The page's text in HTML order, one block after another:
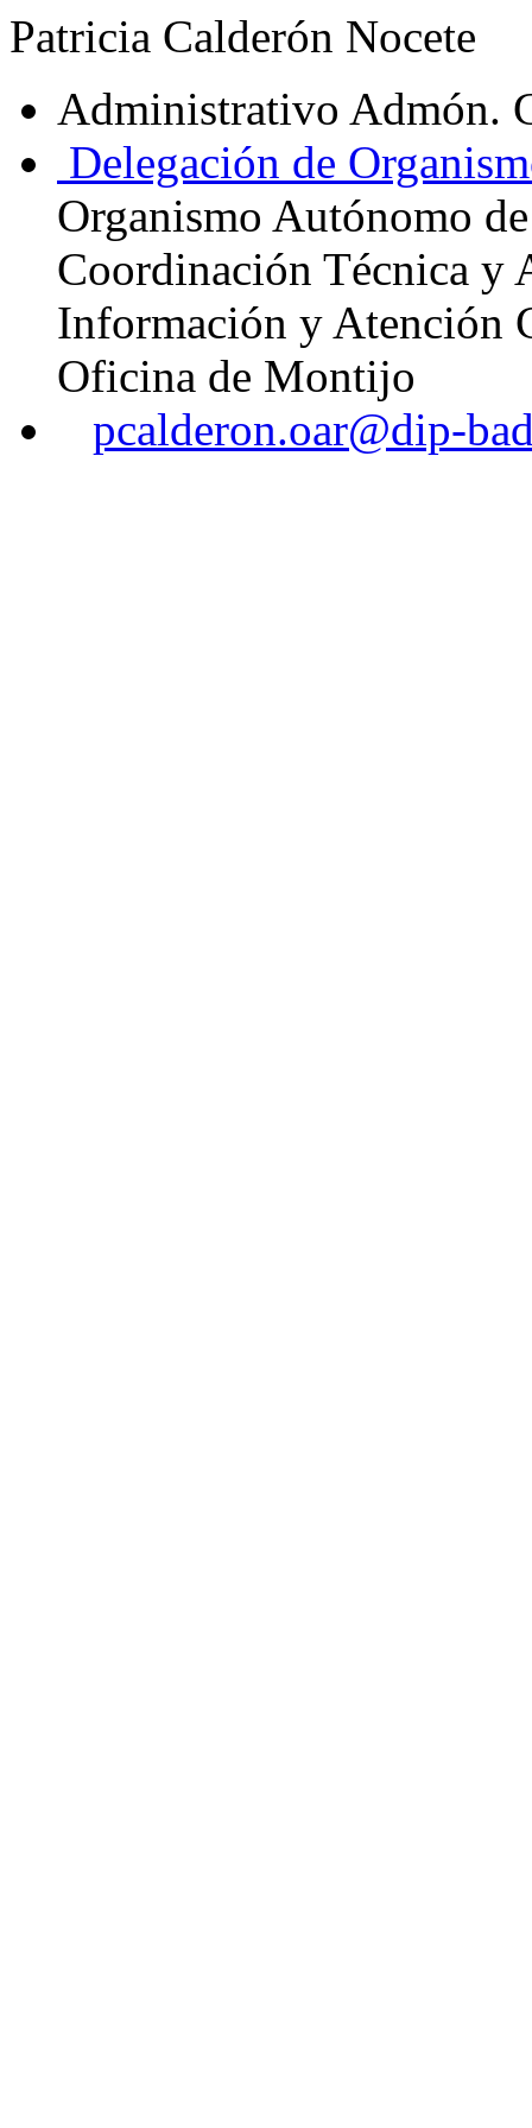
Patricia Calderón Nocete
Administrativo Admón.
Delegación de
Organismo Autónomo
Coordinación Técnica y
Información y Atención
Oficina de Montijo
pcalderon.oar@dip-